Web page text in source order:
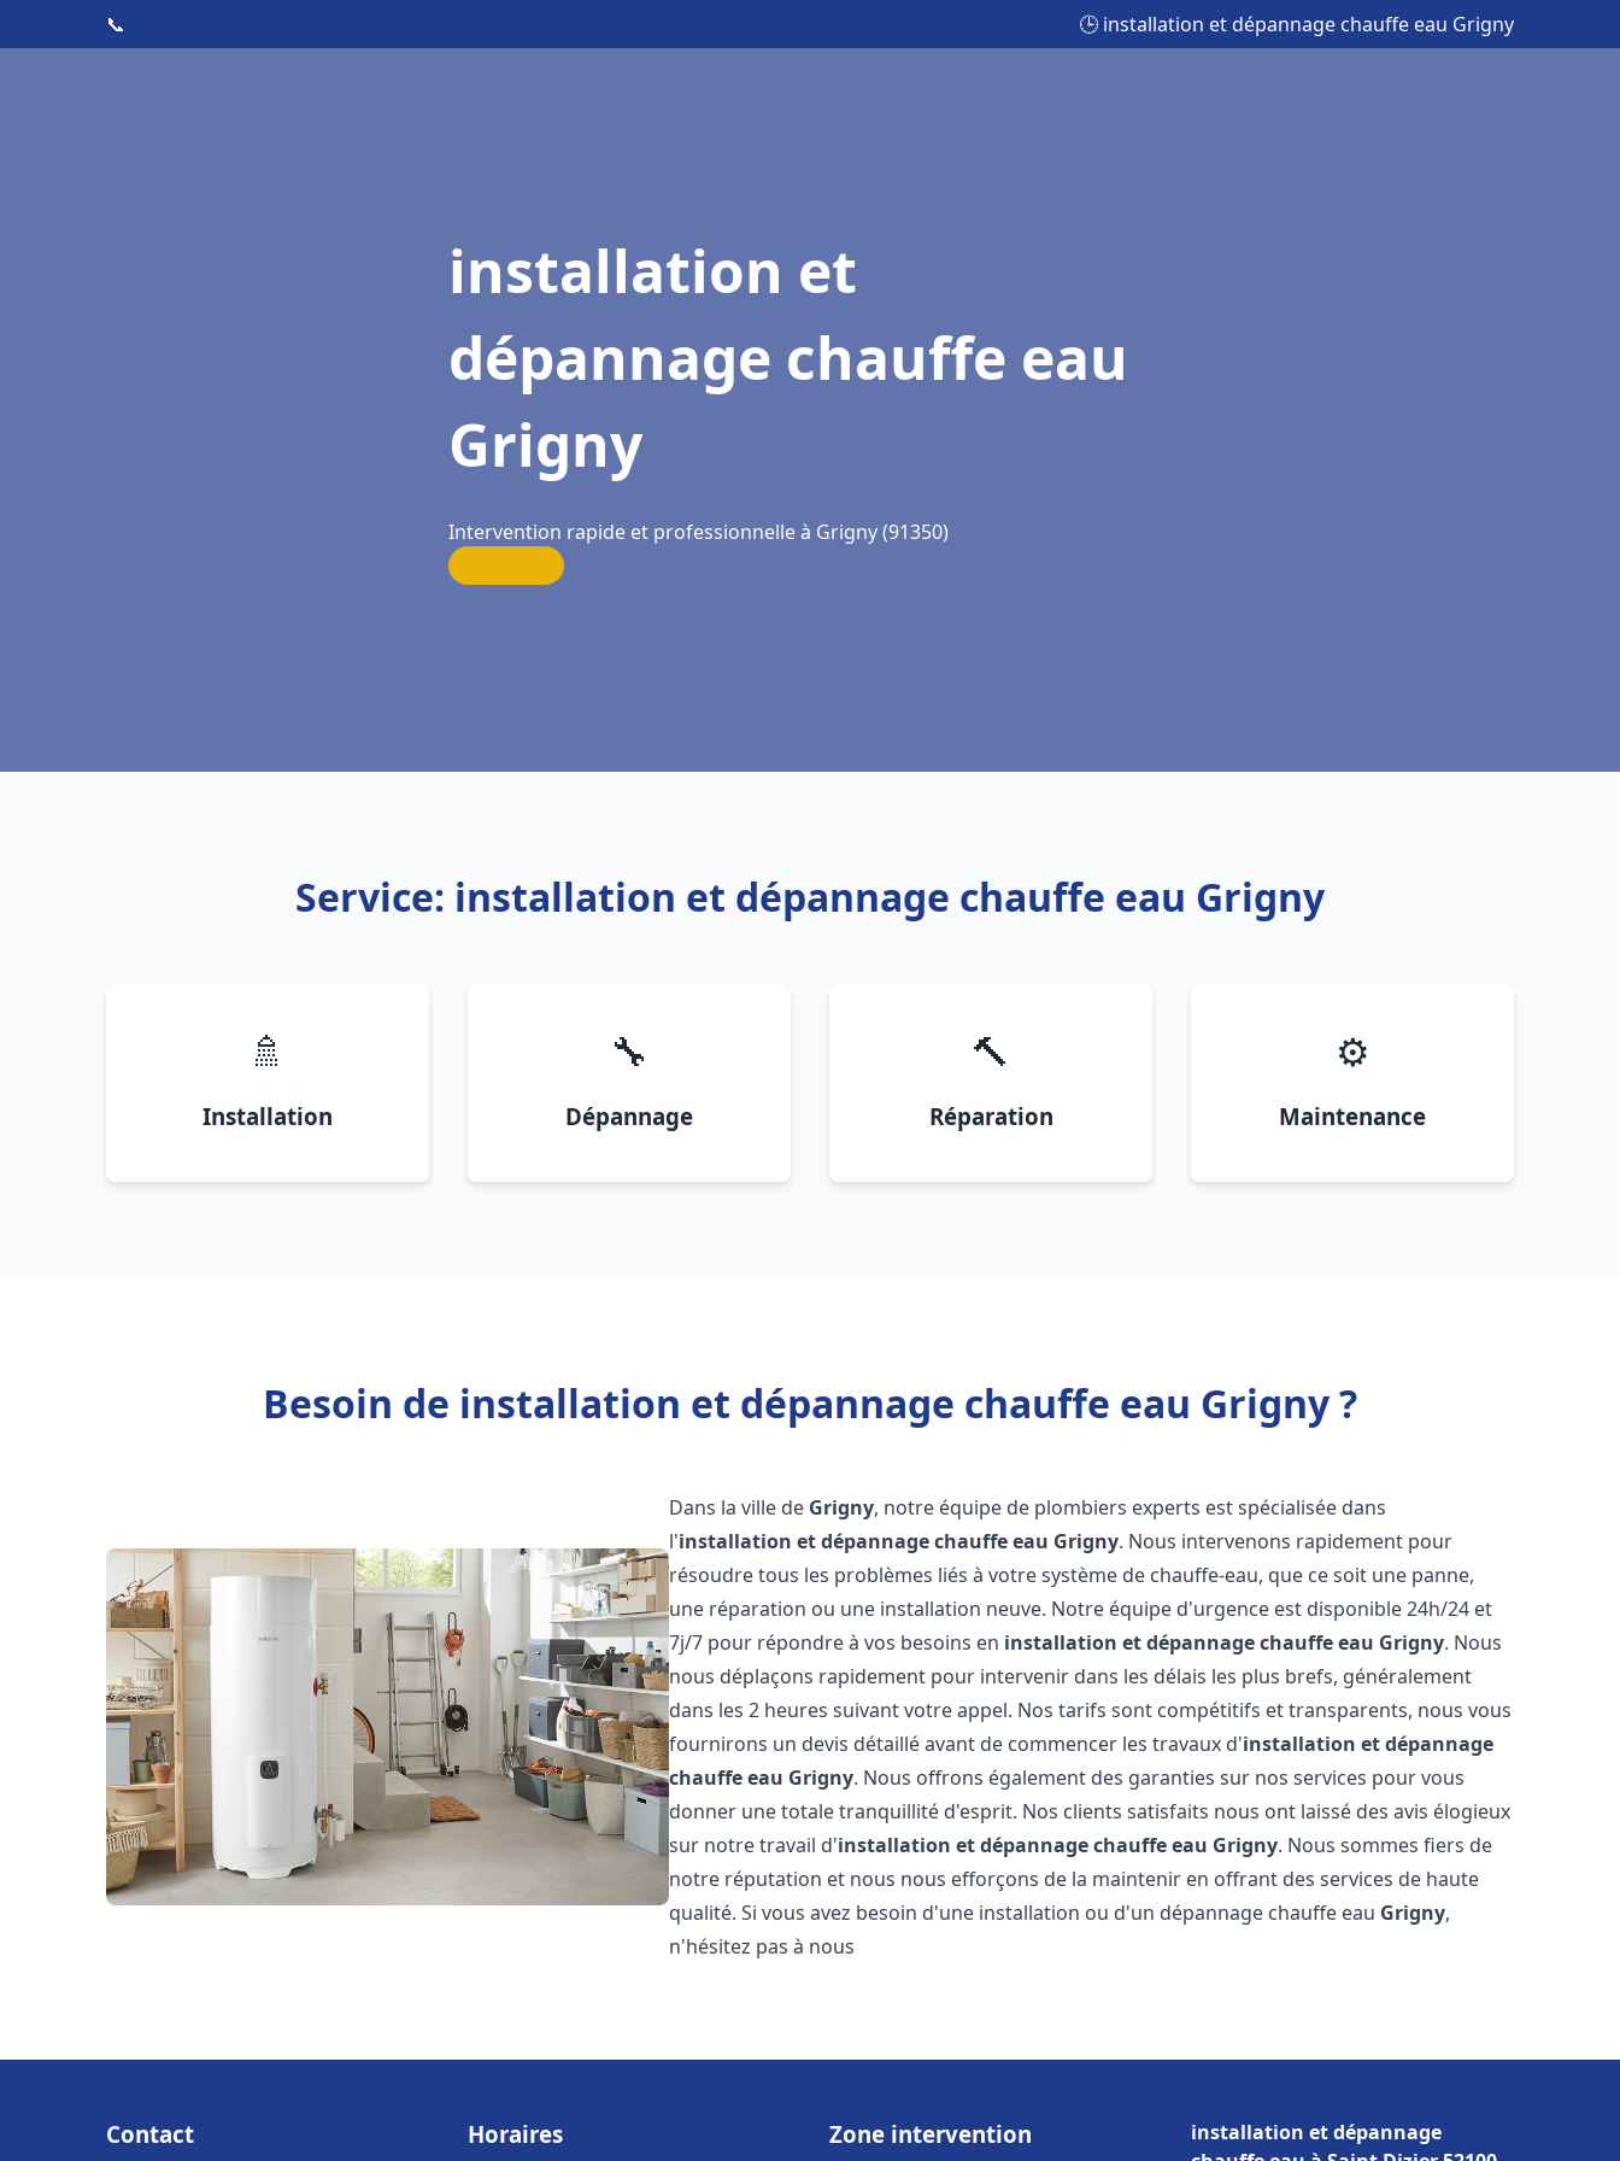
📞 🕒 installation et dépannage chauffe eau Grigny
installation et
dépannage chauffe eau
Grigny
Intervention rapide et professionnelle à Grigny (91350)
Service: installation et dépannage chauffe eau Grigny
🚿
Installation
🔧
Dépannage
🔨
Réparation
⚙️
Maintenance
Besoin de installation et dépannage chauffe eau Grigny ?
Dans la ville de Grigny, notre équipe de plombiers experts est spécialisée dans
l'installation et dépannage chauffe eau Grigny. Nous intervenons rapidement pour
résoudre tous les problèmes liés à votre système de chauffe-eau, que ce soit une panne,
une réparation ou une installation neuve. Notre équipe d'urgence est disponible 24h/24 et
7j/7 pour répondre à vos besoins en installation et dépannage chauffe eau Grigny. Nous
nous déplaçons rapidement pour intervenir dans les délais les plus brefs, généralement
dans les 2 heures suivant votre appel. Nos tarifs sont compétitifs et transparents, nous vous
fournirons un devis détaillé avant de commencer les travaux d'installation et dépannage
chauffe eau Grigny. Nous offrons également des garanties sur nos services pour vous
donner une totale tranquillité d'esprit. Nos clients satisfaits nous ont laissé des avis élogieux
sur notre travail d'installation et dépannage chauffe eau Grigny. Nous sommes fiers de
notre réputation et nous nous efforçons de la maintenir en offrant des services de haute
qualité. Si vous avez besoin d'une installation ou d'un dépannage chauffe eau Grigny,
n'hésitez pas à nous
Contact Horaires Zone intervention
installation et dépannage